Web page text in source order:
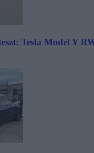
Tesla Model Y